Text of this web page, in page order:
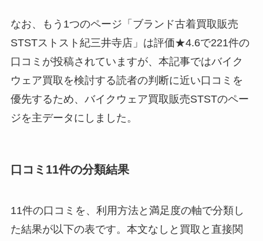
なお、もう1つのページ「ブランド古着買取販売
STSTストスト紀三井寺店」は評価★4.6で221件の
口コミが投稿されていますが、本記事ではバイク
ウェア買取を検討する読者の判断に近い口コミを
優先するため、バイクウェア買取販売STSTのペー
ジを主データにしました。
口コミ11件の分類結果
11件の口コミを、利用方法と満足度の軸で分類し
た結果が以下の表です。本文なしと買取と直接関